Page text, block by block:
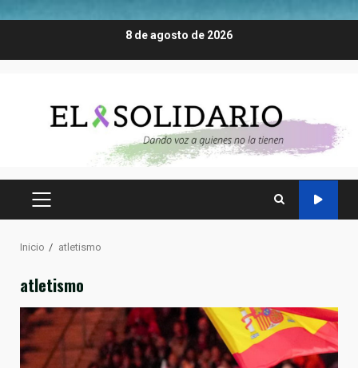
8 de agosto de 2026
MENÚ
Inicio atletismo
atletismo